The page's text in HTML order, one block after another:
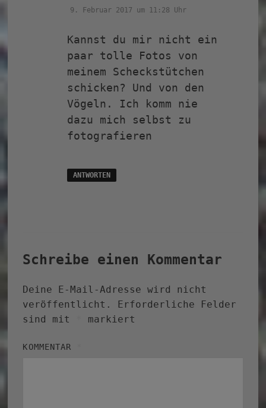
9. Februar 2017 um 11:28 Uhr
Kannst du mir nicht ein
paar tolle Fotos von
meinem Scheckstütchen
schicken? Und von den
Vögeln. Ich komm nie
dazu mich selbst zu
fotografieren
ANTWORTEN
Schreibe einen Kommentar
Deine E-Mail-Adresse wird nicht
veröffentlicht.
Erforderliche Felder
sind mit
markiert
KOMMENTAR